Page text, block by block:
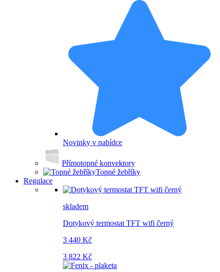
Novinky v nabídce
Přímotopné konvektory
Topné žebříky
Regulace
skladem
Dotykový termostat TFT wifi černý
3 440 Kč
3 822 Kč